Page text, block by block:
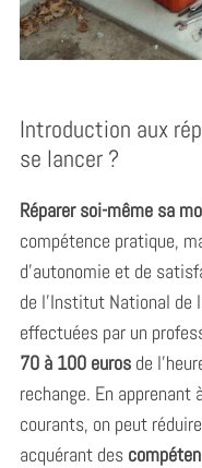
Introduction aux
se lancer ?
Réparer soi-même sa
compétence pratique,
d’autonomie et de
de l’Institut National de
effectuées par un
70 à 100 eurosde
rechange. En
courants, on peut
acquérant des